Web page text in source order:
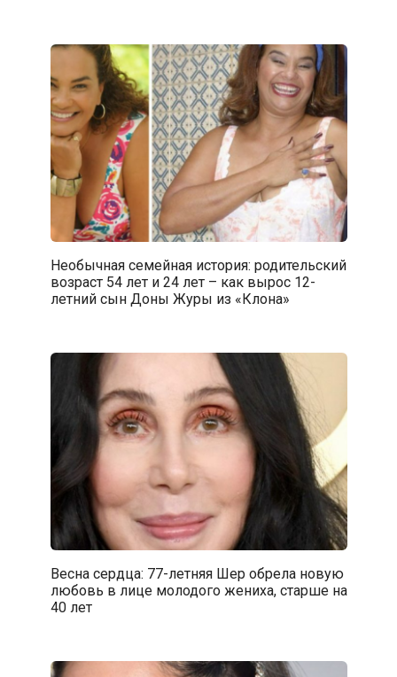
Необычная семейная история: родительский
возраст 54 лет и 24 лет – как вырос 12-
летний сын Доны Журы из «Клона»
Весна сердца: 77-летняя Шер обрела новую
любовь в лице молодого жениха, старше на
40 лет